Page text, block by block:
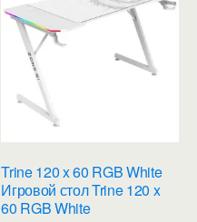
Trine 120 x 60 RGB White
Игровой стол Trine 120 x
60 RGB White